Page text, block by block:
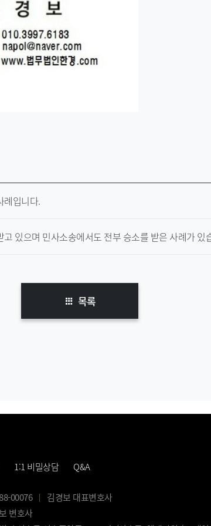
례입니다.
목록
1:1 비밀상담 Q&A
00076
김경보 대표변호사
변호사